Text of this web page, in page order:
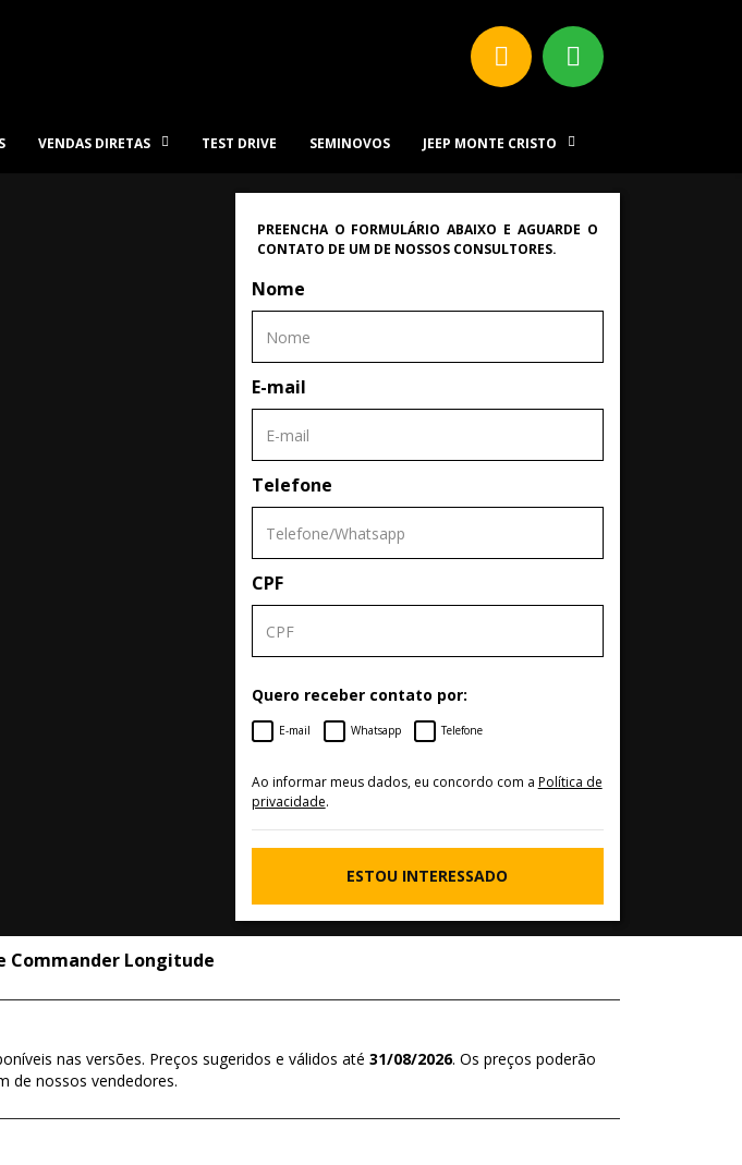
VENDAS DIRETAS TEST DRIVE SEMINOVOS JEEP MONTE CRISTO
PREENCHA O FORMULÁRIO ABAIXO E AGUARDE O
CONTATO DE UM DE NOSSOS CONSULTORES.
Nome
E-mail
Telefone
CPF
Quero receber contato por:
E-mail Whatsapp Telefone
Ao informar meus dados, eu concordo com a Política de
privacidade.
ESTOU INTERESSADO
Commander Longitude
nas versões. Preços sugeridos e válidos até 31/08/2026. Os preços poderão
de nossos vendedores.